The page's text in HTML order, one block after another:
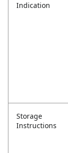
Indication
Storage
Instructions